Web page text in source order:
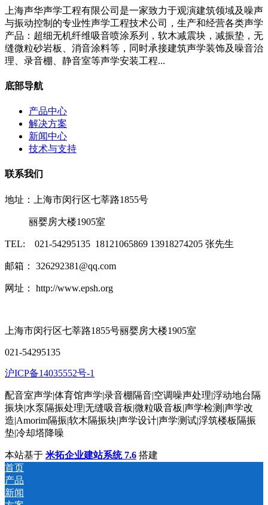
上海声华声学工程有限公司是一家致力于观演建筑领域及噪声
与振动控制的专业性声学工程技术公司，生产和经营各类声学
产品：超细无机纤维吸音喷涂系列，软木减震块，减振垫，无
缝微粒砂岩板、消音涂料等，同时承接建筑声学装饰及噪音治
理、录音棚、静音室等声学安装工程...
底部导航
产品中心
解决方案
新闻中心
技术与支持
联系我们
地址：上海市闵行区七莘路1855号
丽婴房大楼1905室
TEL: 021-54295135 18121065869 13918274205 张先生
邮箱： 326292381@qq.com
网址： http://www.epsh.org
上海市闵行区七莘路1855号丽婴房大楼1905室
021-54295135
沪ICP备14035552号-1
配音室声学|体育馆声学|录音棚隔音|空调噪声处理|浮动地台隔
振块|水泵隔振处理|无缝吸音板|微粒吸音板|声学检测|声学改
造|Amorim隔振|软木隔振块|声学设计|声学测试|浮筑楼板隔振
垫|冷却塔降噪
本站基于 米拓企业建站系统 7.6 搭建
首页
产品
新闻